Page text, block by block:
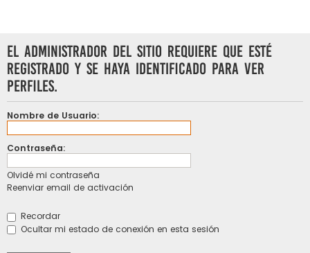
El administrador del sitio requiere que esté
registrado y se haya identificado para ver
perfiles.
Nombre de Usuario:
Contraseña:
Olvidé mi contraseña
Reenviar email de activación
Recordar
Ocultar mi estado de conexión en esta sesión